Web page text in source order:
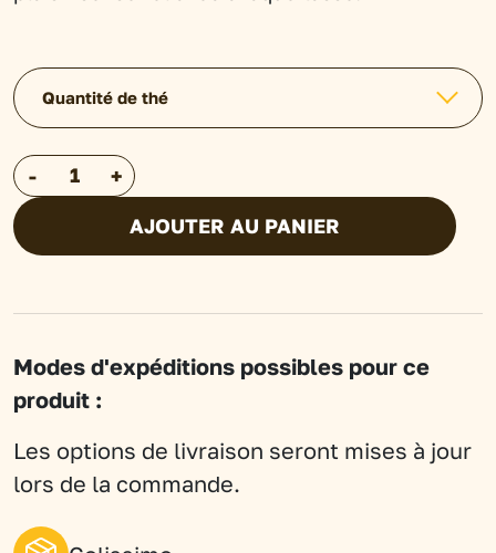
Quantité de thé
quantité
de
Thé
-
Vanille
Rose
- +
AJOUTER AU PANIER
Modes d'expéditions possibles pour ce
produit :
Les options de livraison seront mises à jour
lors de la commande.